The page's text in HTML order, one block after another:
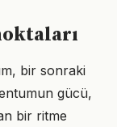
bir sonraki
gücü,
bir ritme